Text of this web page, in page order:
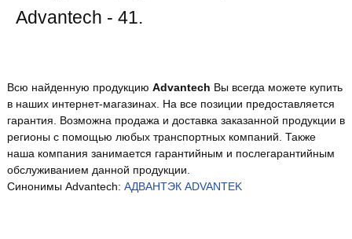
Advantech - 41.
Всю найденную продукцию Advantech Вы всегда можете купить
в наших интернет-магазинах. На все позиции предоставляется
гарантия. Возможна продажа и доставка заказанной продукции в
регионы с помощью любых транспортных компаний. Также
наша компания занимается гарантийным и послегарантийным
обслуживанием данной продукции.
Синонимы Advantech: АДВАНТЭК ADVANTEK